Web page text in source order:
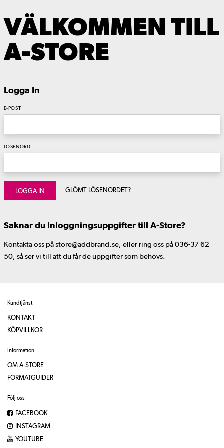
VÄLKOMMEN TILL
A-STORE
Logga In
E-POST
LÖSENORD
LOGGA IN GLÖMT LÖSENORDET?
Saknar du inloggningsuppgifter till A-Store?
Kontakta oss på store@addbrand.se, eller ring oss på 036-37 62
50, så ser vi till att du får de uppgifter som behövs.
Kundtjänst
KONTAKT
KÖPVILLKOR
Information
OM A-STORE
FORMATGUIDER
Följ oss
FACEBOOK
INSTAGRAM
YOUTUBE